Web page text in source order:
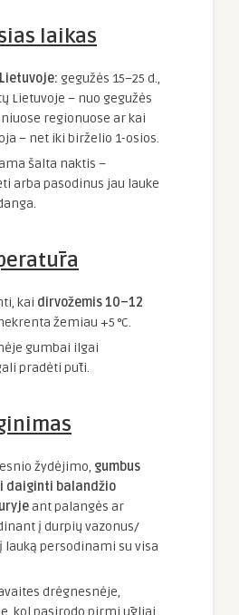
laikas
gegužės 15–25 d.,
Lietuvoje – nuo gegužės
regionuose ar kai
– net iki birželio 1-osios.
šalta naktis –
arba pasodinus jau lauke
kai dirvožemis 10–12
žemiau +5 °C.
gumbai ilgai
pradėti pūti.
žydėjimo, gumbus
daiginti balandžio
ant palangės ar
į durpių vazonus/
persodinami su visa
drėgnesnėje,
kol pasirodo pirmi ūgliai